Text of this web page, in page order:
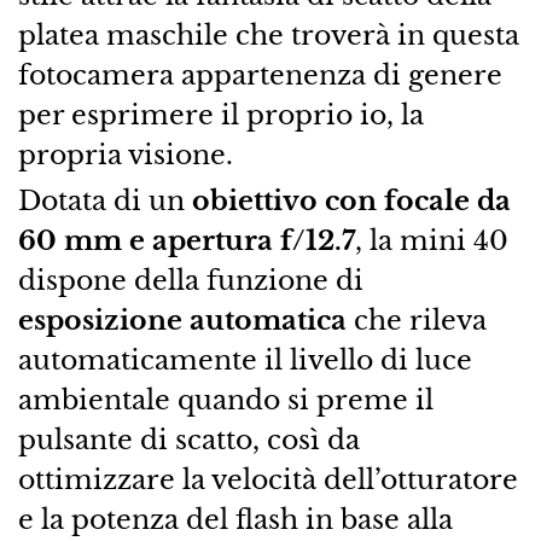
platea maschile che troverà in questa
fotocamera appartenenza di genere
per esprimere il proprio io, la
propria visione.
Dotata di un obiettivo con focale da
60 mm e apertura f/12.7, la mini 40
dispone della funzione di
esposizione automaticache rileva
automaticamente il livello di luce
ambientale quando si preme il
pulsante di scatto, così da
ottimizzare la velocità dell’otturatore
e la potenza del flash in base alla